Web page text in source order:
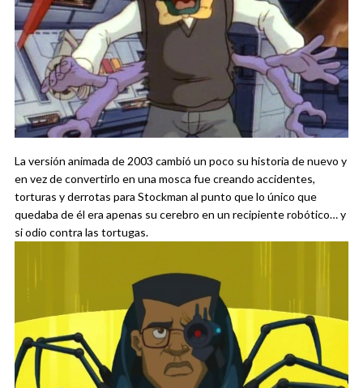
La versión animada de 2003 cambió un poco su historia de nuevo y
en vez de convertirlo en una mosca fue creando accidentes,
torturas y derrotas para Stockman al punto que lo único que
quedaba de él era apenas su cerebro en un recipiente robótico… y
si odio contra las tortugas.